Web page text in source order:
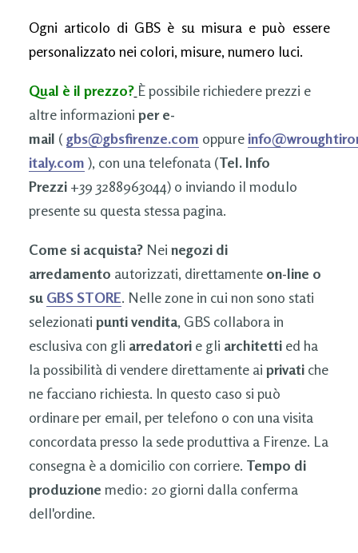
Ogni articolo di GBS è su misura e può essere
personalizzato nei colori, misure, numero luci.
Qual è il prezzo? È possibile richiedere prezzi e
altre informazioni per e-
mail ( gbs@gbsfirenze.com oppure
italy.com ), con una telefonata (Tel. Info
Prezzi+39 3288963044) o inviando il modulo
presente su questa stessa pagina.
Come si acquista?Nei negozi di
arredamento autorizzati, direttamente on-line o
su GBS STORE. Nelle zone in cui non sono stati
selezionati punti vendita, GBS collabora in
esclusiva con gli arredatorie gli architettied ha
la possibilità di vendere direttamente ai privatiche
ne facciano richiesta. In questo caso si può
ordinare per email, per telefono o con una visita
concordata presso la sede produttiva a Firenze. La
consegna è a domicilio con corriere. Tempo di
produzione medio: 20 giorni dalla conferma
dell'ordine.